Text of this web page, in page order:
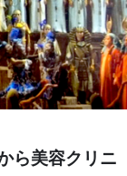
ら美容クリニ